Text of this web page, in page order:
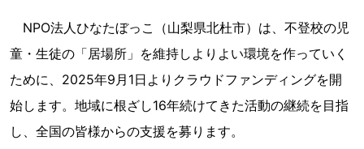
NPO法人ひなたぼっこ（山梨県北杜市）は、不登校の児
童・生徒の「居場所」を維持しよりよい環境を作っていく
ために、2025年9月1日よりクラウドファンディングを開
始します。地域に根ざし16年続けてきた活動の継続を目指
し、全国の皆様からの支援を募ります。